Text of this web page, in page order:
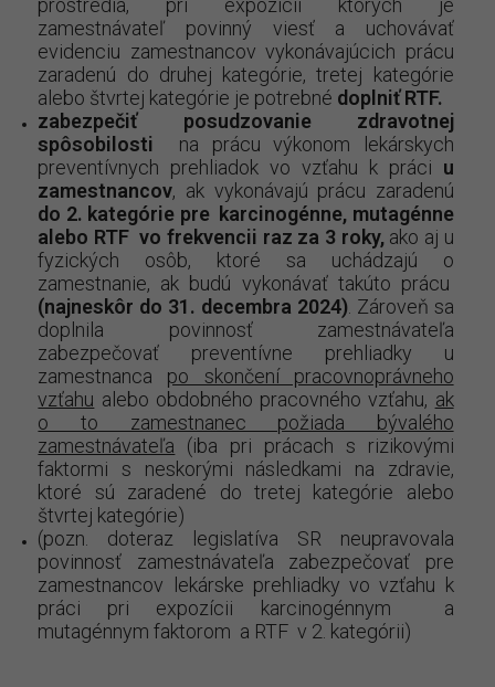
prostredia, pri expozícii ktorých je
zamestnávateľ povinný viesť a uchovávať
evidenciu zamestnancov vykonávajúcich prácu
zaradenú do druhej kategórie, tretej kategórie
alebo štvrtej kategórie je potrebné doplniť RTF.
zabezpečiť posudzovanie zdravotnej
spôsobilosti na prácu výkonom lekárskych
preventívnych prehliadok vo vzťahu k práci u
zamestnancov, ak vykonávajú prácu zaradenú
do 2. kategórie pre karcinogénne, mutagénne
alebo RTF vo frekvencii raz za 3 roky,ako aj u
fyzických osôb, ktoré sa uchádzajú o
zamestnanie, ak budú vykonávať takúto prácu
(najneskôr do 31. decembra 2024). Zároveň sa
doplnila povinnosť zamestnávateľa
zabezpečovať preventívne prehliadky u
zamestnanca po skončení pracovnoprávneho
vzťahu alebo obdobného pracovného vzťahu, ak
o to zamestnanec požiada bývalého
zamestnávateľa (iba pri prácach s rizikovými
faktormi s neskorými následkami na zdravie,
ktoré sú zaradené do tretej kategórie alebo
štvrtej kategórie)
(pozn. doteraz legislatíva SR neupravovala
povinnosť zamestnávateľa zabezpečovať pre
zamestnancov lekárske prehliadky vo vzťahu k
práci pri expozícii karcinogénnym a
mutagénnym faktorom a RTF v 2. kategórii)